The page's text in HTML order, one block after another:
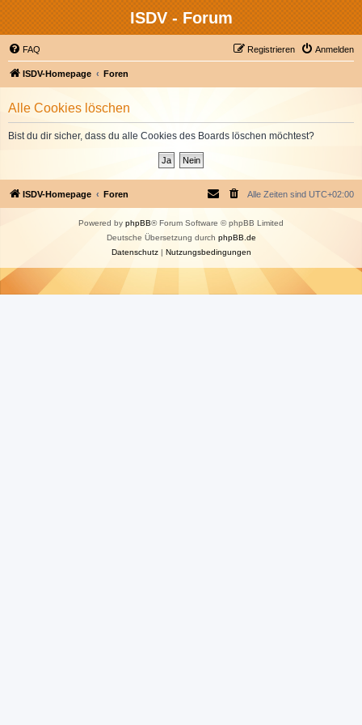
ISDV - Forum
FAQ Anmelden
Registrieren
ISDV-Homepage Foren
Alle Cookies löschen
Bist du dir sicher, dass du alle Cookies des Boards löschen möchtest?
ISDV-Homepage Foren Alle Zeiten sind UTC+02:00
Powered by phpBB® Forum Software © phpBB Limited
Deutsche Übersetzung durch phpBB.de
Datenschutz| Nutzungsbedingungen